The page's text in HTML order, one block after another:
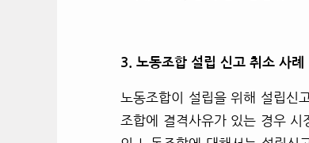
3. 노동조합 설립 신고 취소 사례
노동조합이 설립을 위해 설립신
조합에 결격사유가 있는 경우